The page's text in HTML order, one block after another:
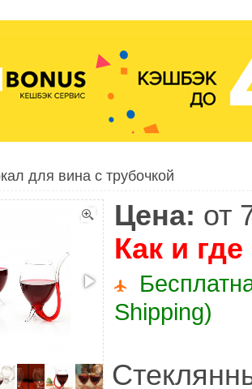
для вина с трубочкой
Цена: от
Как и
Shipping)